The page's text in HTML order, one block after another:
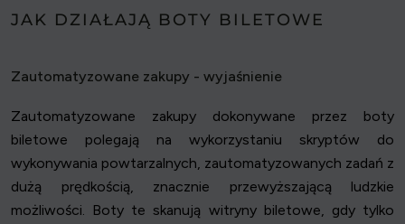
JAK DZIAŁAJĄ BOTY BILETOWE
Zautomatyzowane zakupy - wyjaśnienie
Zautomatyzowane zakupy dokonywane przez boty
biletowe polegają na wykorzystaniu skryptów do
wykonywania powtarzalnych, zautomatyzowanych zadań z
dużą prędkością, znacznie przewyższającą ludzkie
możliwości. Boty te skanują witryny biletowe, gdy tylko